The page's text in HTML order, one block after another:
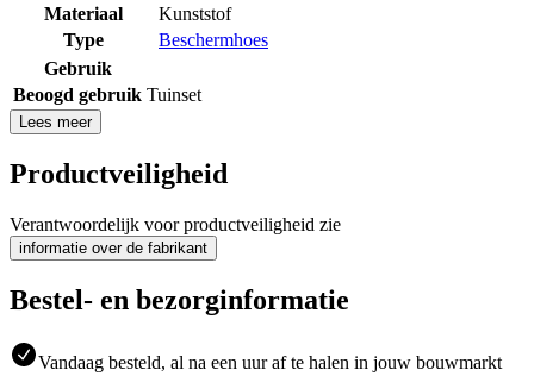
Materiaal
Kunststof
Type
Beschermhoes
Gebruik
Beoogd gebruik Tuinset
Lees meer
Productveiligheid
Verantwoordelijk voor productveiligheid zie
informatie over de fabrikant
Bestel- en bezorginformatie
Vandaag besteld, al na een uur af te halen in jouw bouwmarkt